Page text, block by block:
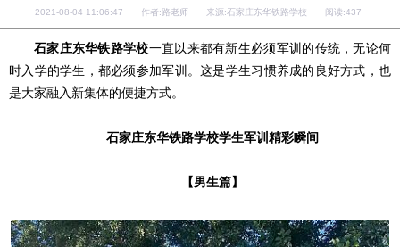
2021-08-04 11:06:47 作者:路老师 来源:石家庄东华铁路学校 阅读:437
石家庄东华铁路学校一直以来都有新生必须军训的传统，无论何
时入学的学生，都必须参加军训。这是学生习惯养成的良好方式，也
是大家融入新集体的便捷方式。
石家庄东华铁路学校学生军训精彩瞬间
【男生篇】